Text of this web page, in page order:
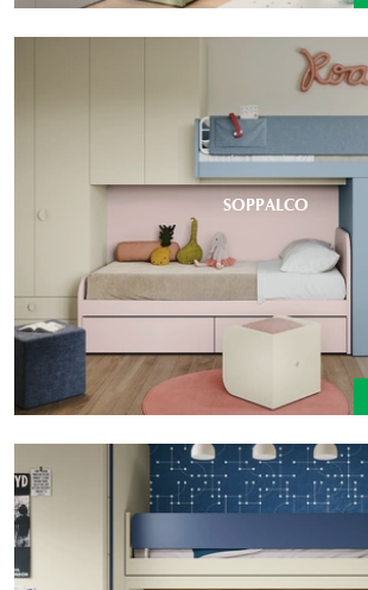
SOPPALCO